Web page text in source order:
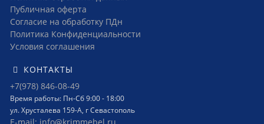
Публичная оферта
Согласие на обработку ПДн
Политика Конфиденциальности
Условия соглашения
КОНТАКТЫ
+7(978) 846-08-49
Время работы: Пн-Сб 9:00 - 18:00
ул. Хрусталева 159-А, г Севастополь